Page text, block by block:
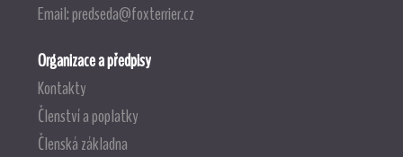
Email:predseda@foxterrier.cz
Organizace a předpisy
Kontakty
Členství a poplatky
Členská základna